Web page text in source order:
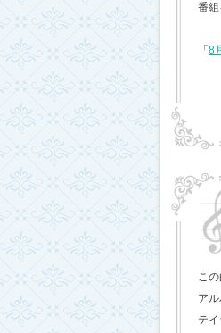
番
「 8
こ
ア
テ